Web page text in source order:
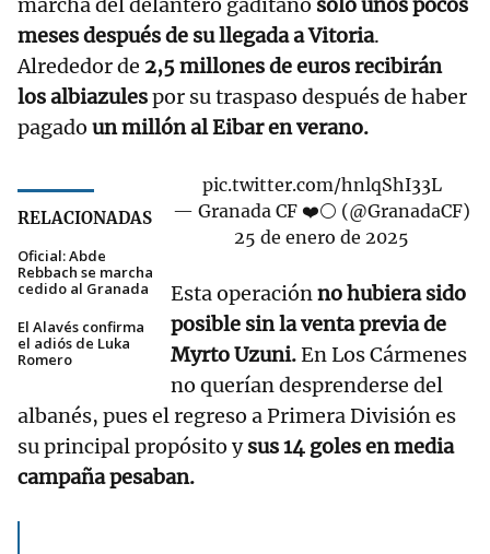
marcha del delantero gaditano solo unos pocos
meses después de su llegada a Vitoria.
Alrededor de 2,5 millones de euros recibirán
los albiazulespor su traspaso después de haber
pagado un millón al Eibar en verano.
RELACIONADAS
Oficial: Abde
Rebbach se marcha
cedido al Granada
El Alavés confirma
el adiós de Luka
Romero
pic.twitter.com/hnlqShI33L
— Granada CF ❤️⚪️ (@GranadaCF)
25 de enero de 2025
Esta operaciónno hubiera sido
posible sin la venta previa de
Myrto Uzuni.En Los Cármenes
no querían desprenderse del
albanés, pues el regreso a Primera División es
su principal propósito ysus 14 goles en media
campaña pesaban.